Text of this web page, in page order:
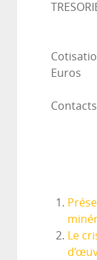
Euros
Le